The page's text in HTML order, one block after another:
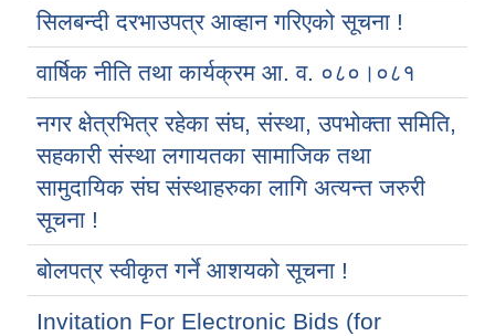
सिलबन्दी दरभाउपत्र आव्हान गरिएको सूचना !
वार्षिक नीति तथा कार्यक्रम आ. व. ०८०।०८१
नगर क्षेत्रभित्र रहेका संघ, संस्था, उपभोक्ता समिति,
सहकारी संस्था लगायतका सामाजिक तथा
सामुदायिक संघ संस्थाहरुका लागि अत्यन्त जरुरी
सूचना !
बोलपत्र स्वीकृत गर्ने आशयको सूचना !
Invitation For Electronic Bids (for